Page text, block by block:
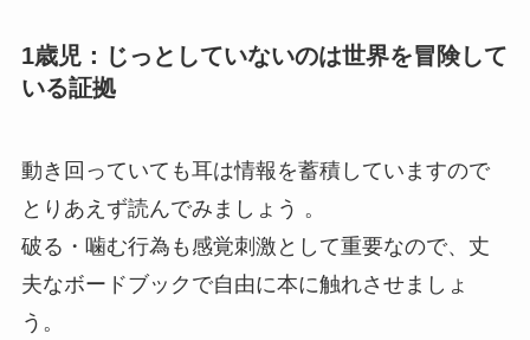
1歳児：じっとしていないのは世界を冒険して
いる証拠
動き回っていても耳は情報を蓄積していますので
とりあえず読んでみましょう 。
破る・噛む行為も感覚刺激として重要なので、丈
夫なボードブックで自由に本に触れさせましょ
う。